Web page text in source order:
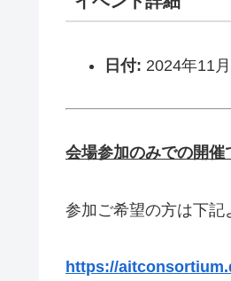
日付: 2024年11
会場参加のみでの開催
参加ご希望の方は下記
https://